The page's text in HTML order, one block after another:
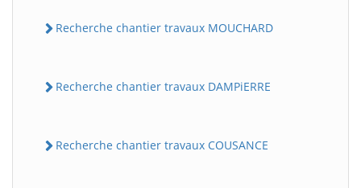
Recherche chantier travaux MOUCHARD
Recherche chantier travaux DAMPiERRE
Recherche chantier travaux COUSANCE